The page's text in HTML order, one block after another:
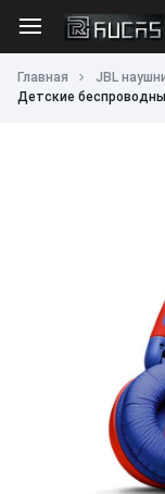
Главная
JBL
Детские